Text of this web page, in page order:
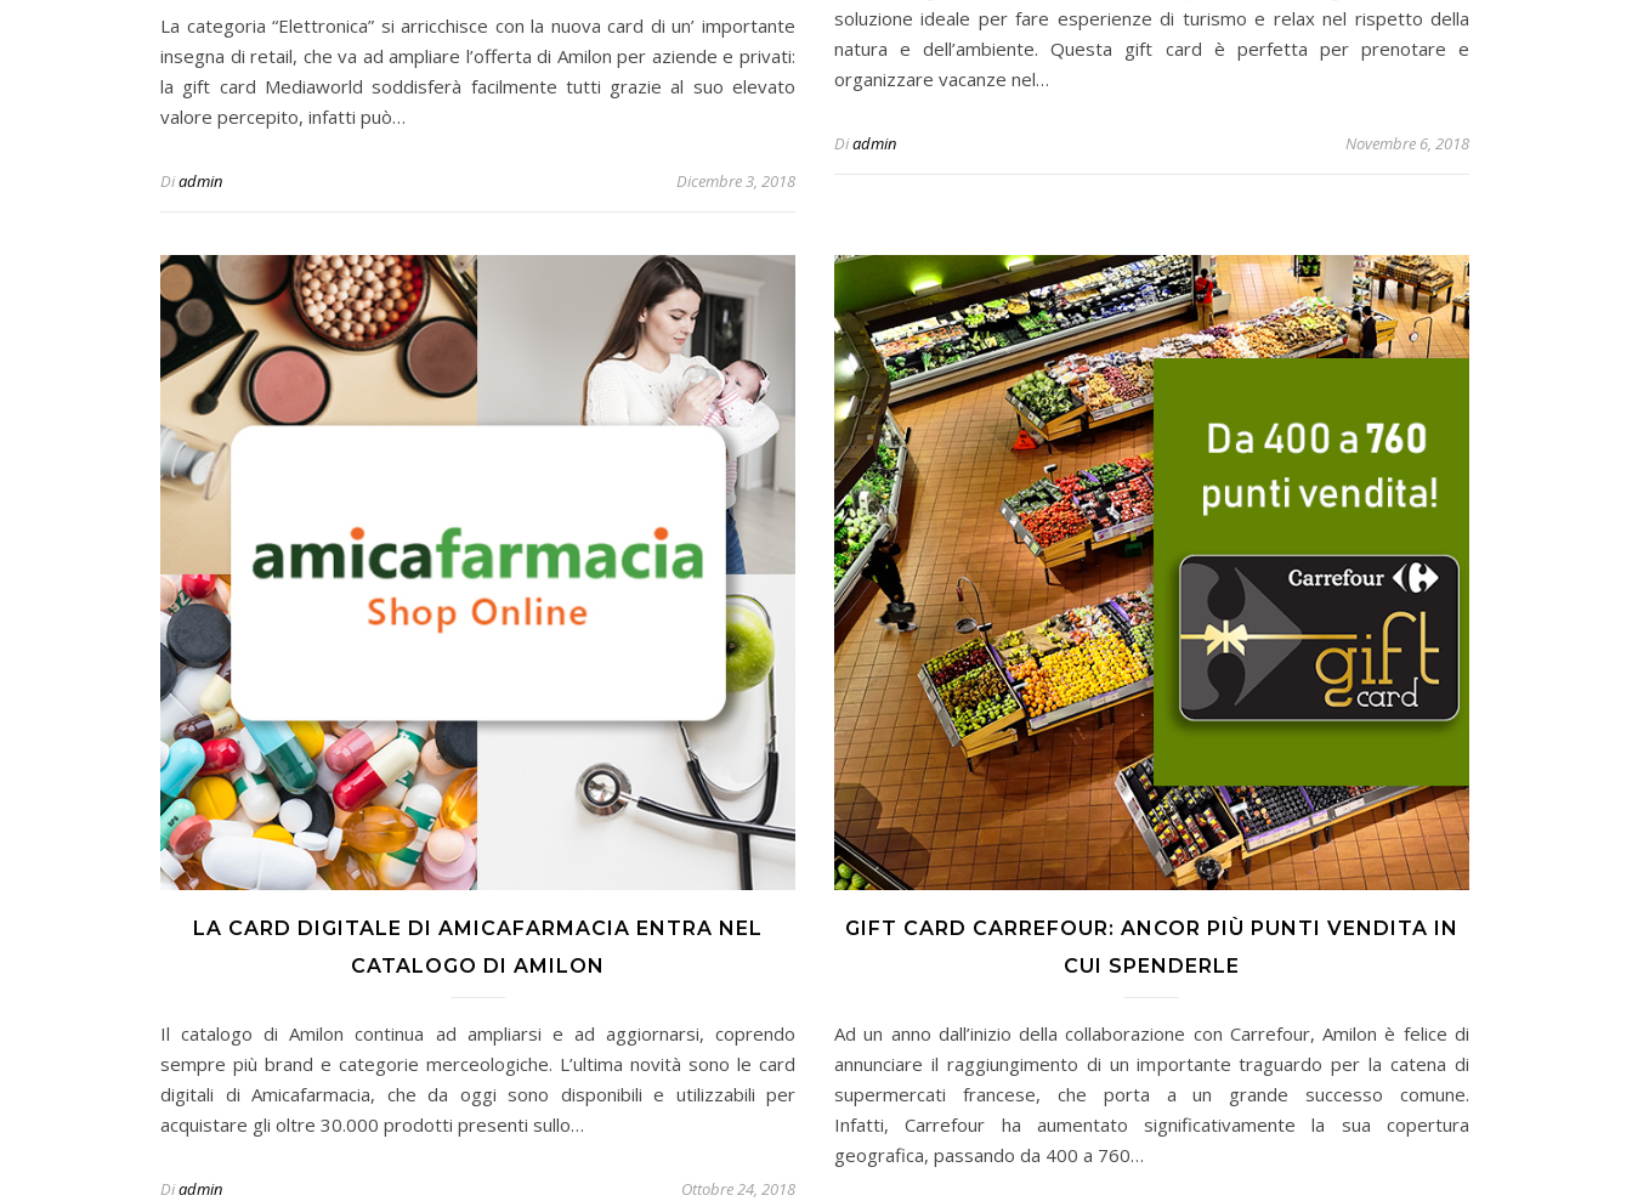
La categoria “Elettronica” si arricchisce con la nuova card di un’ importante
insegna di retail, che va ad ampliare l’offerta di Amilon per aziende e privati:
la gift card Mediaworld soddisferà facilmente tutti grazie al suo elevato
valore percepito, infatti può…
Diadmin Dicembre 3, 2018
soluzione ideale per fare esperienze di turismo e relax nel rispetto della
natura e dell’ambiente. Questa gift card è perfetta per prenotare e
organizzare vacanze nel…
Diadmin Novembre 6, 2018
LA CARD DIGITALE DI AMICAFARMACIA ENTRA NEL
CATALOGO DI AMILON
Il catalogo di Amilon continua ad ampliarsi e ad aggiornarsi, coprendo
sempre più brand e categorie merceologiche. L’ultima novità sono le card
digitali di Amicafarmacia, che da oggi sono disponibili e utilizzabili per
acquistare gli oltre 30.000 prodotti presenti sullo…
Diadmin Ottobre 24, 2018
GIFT CARD CARREFOUR: ANCOR PIÙ PUNTI VENDITA IN
CUI SPENDERLE
Ad un anno dall’inizio della collaborazione con Carrefour, Amilon è felice di
annunciare il raggiungimento di un importante traguardo per la catena di
supermercati francese, che porta a un grande successo comune.
Infatti, Carrefour ha aumentato significativamente la sua copertura
geografica, passando da 400 a 760…